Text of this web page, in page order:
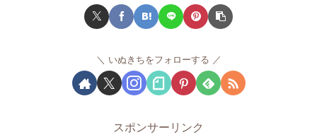
いぬきちをフォローする
スポンサーリンク